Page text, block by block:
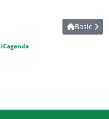
Basic
iCagenda